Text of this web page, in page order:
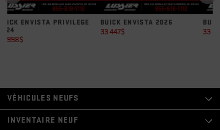
BUICK ENVISTA 2026
33 447
BUICK ENVISTA 2026
33 883
VÉHICULES NEUFS
INVENTAIRE NEUF